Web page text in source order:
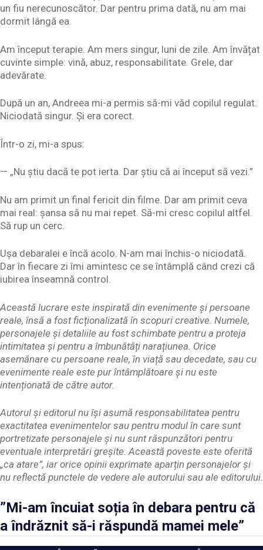
un fiu nerecunoscător. Dar pentru prima dată, nu am mai
dormit lângă ea.
Am început terapie. Am mers singur, luni de zile. Am învățat
cuvinte simple: vină, abuz, responsabilitate. Grele, dar
adevărate.
După un an, Andreea mi-a permis să-mi văd copilul regulat.
Niciodată singur. Și era corect.
Într-o zi, mi-a spus:
— „Nu știu dacă te pot ierta. Dar știu că ai început să vezi.”
Nu am primit un final fericit din filme. Dar am primit ceva
mai real: șansa să nu mai repet. Să-mi cresc copilul altfel.
Să rup un cerc.
Ușa debaralei e încă acolo. N-am mai închis-o niciodată.
Dar în fiecare zi îmi amintesc ce se întâmplă când crezi că
iubirea înseamnă control.
Această lucrare este inspirată din evenimente și persoane
reale, însă a fost ficționalizată în scopuri creative. Numele,
personajele și detaliile au fost schimbate pentru a proteja
intimitatea și pentru a îmbunătăți narațiunea. Orice
asemănare cu persoane reale, în viață sau decedate, sau cu
evenimente reale este pur întâmplătoare și nu este
intenționată de către autor.
Autorul și editorul nu își asumă responsabilitatea pentru
exactitatea evenimentelor sau pentru modul în care sunt
portretizate personajele și nu sunt răspunzători pentru
eventuale interpretări greșite. Această poveste este oferită
„ca atare”, iar orice opinii exprimate aparțin personajelor și
nu reflectă punctele de vedere ale autorului sau ale editorului.
”Mi-am încuiat soția în debara pentru că
a îndrăznit să-i răspundă mamei mele”